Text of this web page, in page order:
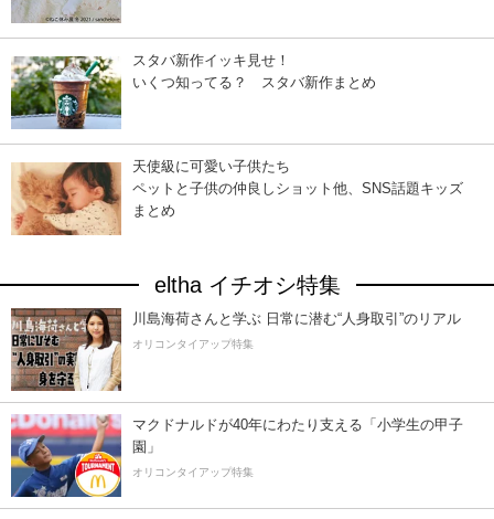
スタバ新作イッキ見せ！
いくつ知ってる？ スタバ新作まとめ
天使級に可愛い子供たち
ペットと子供の仲良しショット他、SNS話題キッズ
まとめ
eltha イチオシ特集
川島海荷さんと学ぶ 日常に潜む“人身取引”のリアル
オリコンタイアップ特集
マクドナルドが40年にわたり支える「小学生の甲子
園」
オリコンタイアップ特集